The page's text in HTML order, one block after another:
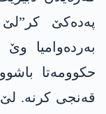
پەدەکێ
بەردەوامیا
حکوومەتا
قەنجی کرنە. لێ